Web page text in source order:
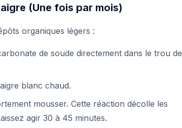
(Une fois par mois)
organiques légers :
de soude directement dans le trou de
blanc chaud.
mousser. Cette réaction décolle les
agir 30 à 45 minutes.